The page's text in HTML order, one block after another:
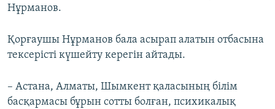
Нұрманов.
Қорғаушы Нұрманов бала асырап алатын отбасына
тексерісті күшейту керегін айтады.
– Астана, Алматы, Шымкент қаласының білім
басқармасы бұрын сотты болған, психикалық